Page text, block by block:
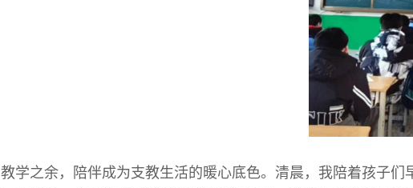
教学之余，陪伴成为支教生活的暖心底色。清晨，我陪着孩子